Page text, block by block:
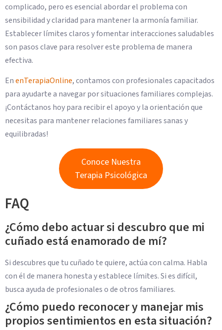
complicado, pero es esencial abordar el problema con
sensibilidad y claridad para mantener la armonía familiar.
Establecer límites claros y fomentar interacciones saludables
son pasos clave para resolver este problema de manera
efectiva.
EnenTerapiaOnline, contamos con profesionales capacitados
para ayudarte a navegar por situaciones familiares complejas.
¡Contáctanos hoy para recibir el apoyo y la orientación que
necesitas para mantener relaciones familiares sanas y
equilibradas!
Conoce Nuestra
Terapia Psicológica
FAQ
¿Cómo debo actuar si descubro que mi
cuñado está enamorado de mí?
Si descubres que tu cuñado te quiere, actúa con calma. Habla
con él de manera honesta y establece límites. Si es difícil,
busca ayuda de profesionales o de otros familiares.
¿Cómo puedo reconocer y manejar mis
propios sentimientos en esta situación?